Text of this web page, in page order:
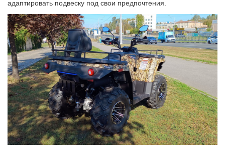
адаптировать подвеску под свои предпочтения.